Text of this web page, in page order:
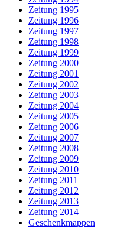
Zeitung 1995
Zeitung 1996
Zeitung 1997
Zeitung 1998
Zeitung 1999
Zeitung 2000
Zeitung 2001
Zeitung 2002
Zeitung 2003
Zeitung 2004
Zeitung 2005
Zeitung 2006
Zeitung 2007
Zeitung 2008
Zeitung 2009
Zeitung 2010
Zeitung 2011
Zeitung 2012
Zeitung 2013
Zeitung 2014
Geschenkmappen